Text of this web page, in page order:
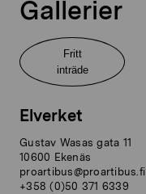
Gallerier
Fritt
inträde
Elverket
Gustav Wasas gata 11
10600 Ekenäs
proartibus@proartibus.fi
+358 (0)50 371 6339